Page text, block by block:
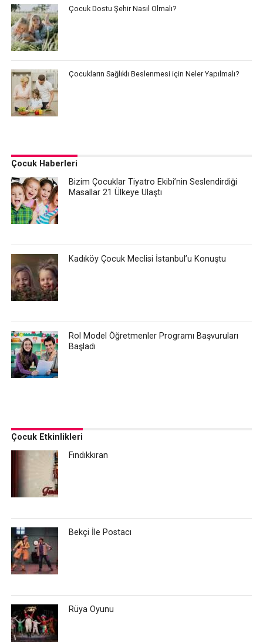
Çocuk Dostu Şehir Nasıl Olmalı?
Çocukların Sağlıklı Beslenmesi için Neler Yapılmalı?
Çocuk Haberleri
Bizim Çocuklar Tiyatro Ekibi’nin Seslendirdiği
Masallar 21 Ülkeye Ulaştı
Kadıköy Çocuk Meclisi İstanbul’u Konuştu
Rol Model Öğretmenler Programı Başvuruları
Başladı
Çocuk Etkinlikleri
Fındıkkıran
Bekçi İle Postacı
Rüya Oyunu